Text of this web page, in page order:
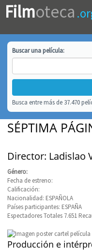
Filmoteca
Buscar unapelícula:
Busca entre más de 37.470
SÉPTIMA
Director: Ladislao
Género:
Fecha de estreno:
Calificación:
Nacionalidad: ESPAÑOLA
Países participantes: ESPAÑA
Espectadores Totales 7.651
Producción e